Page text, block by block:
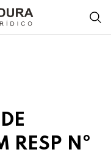
RESP Nº